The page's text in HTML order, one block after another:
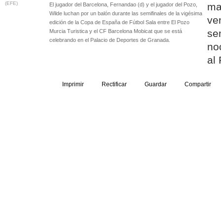
(EFE)
El jugador del Barcelona, Fernandao (d) y el jugador del Pozo,
Wilde luchan por un balón durante las semifinales de la vigésima
edición de la Copa de España de Fútbol Sala entre El Pozo
Murcia Turistica y el CF Barcelona Mobicat que se está
celebrando en el Palacio de Deportes de Granada.
al
Imprimir Rectificar Guardar Compartir